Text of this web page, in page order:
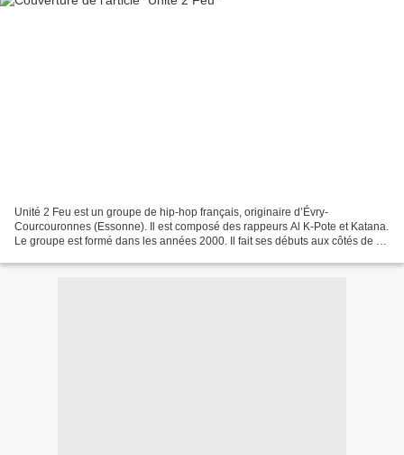
Unité 2 Feu est un groupe de hip-hop français, originaire d’Évry-
Courcouronnes (Essonne). Il est composé des rappeurs Al K-Pote et Katana.
Le groupe est formé dans les années 2000. Il fait ses débuts aux côtés de Ol'